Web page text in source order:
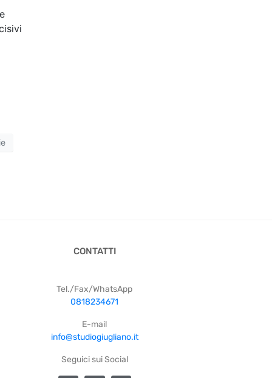
CONTATTI
Tel./Fax/WhatsApp
0818234671
E-mail
info@studiogiugliano.it
Seguici sui Social